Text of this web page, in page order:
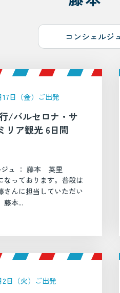
コンシェルジ
17日（金）ご出発
/バルセロナ・サ
リア観光 6日間
ジュ ： 藤本 英里
なっております。普段は
さんに担当していただい
藤本...
2日（火）ご出発